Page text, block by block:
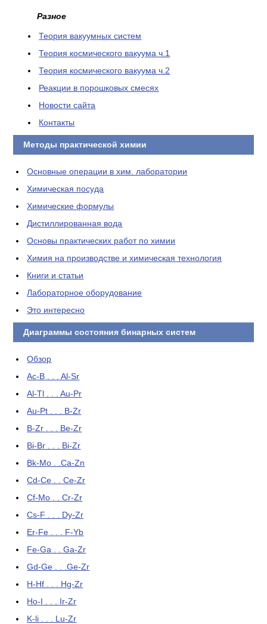
Разное
Теория вакуумных систем
Теория космического вакуума ч.1
Теория космического вакуума ч.2
Реакции в порошковых смесях
Новости сайта
Контакты
Методы практической химии
Основные операции в хим. лаборатории
Химическая посуда
Химические формулы
Дистиллированная вода
Основы практических работ по химии
Химия на производстве и химическая технология
Книги и статьи
Лабораторное оборудование
Это интересно
Диаграммы состояния бинарных систем
Обзор
Ac-B . . . Al-Sr
Al-Tl . . . Au-Pr
Au-Pt . . . B-Zr
B-Zr . . . Be-Zr
Bi-Br . . . Bi-Zr
Bk-Mo . .Ca-Zn
Cd-Ce . . Ce-Zr
Cf-Mo . . Cr-Zr
Cs-F . . . Dy-Zr
Er-Fe . . . F-Yb
Fe-Ga . . Ga-Zr
Gd-Ge . . .Ge-Zr
H-Hf . . . Hg-Zr
Ho-I . . . Ir-Zr
K-li . . . Lu-Zr